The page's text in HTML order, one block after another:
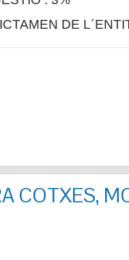
DE
COTXES,